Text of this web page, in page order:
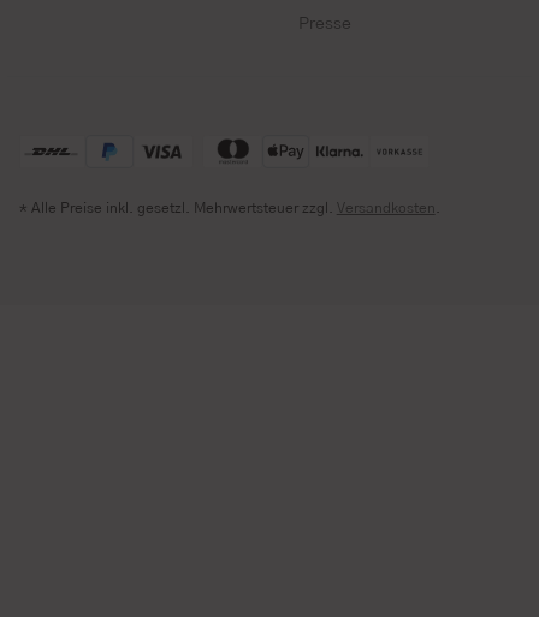
Presse
* Alle Preise inkl. gesetzl. Mehrwertsteuer zzgl. Versandkosten